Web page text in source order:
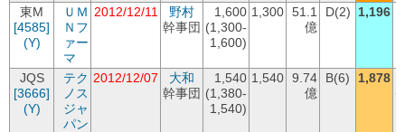
東M
[4585]
(Y)
ＵＭ
Ｎフ
ァー
マ
2012/12/11
野村
幹事団
1,600
(1,300-
1,600)
1,300 51.1
億
D(2)
1,196
JQS
[3666]
(Y)
テク
ノス
ジャ
パン
2012/12/07
大和
幹事団
1,540
(1,380-
1,540)
1,540 9.74
億
B(6) 1,878